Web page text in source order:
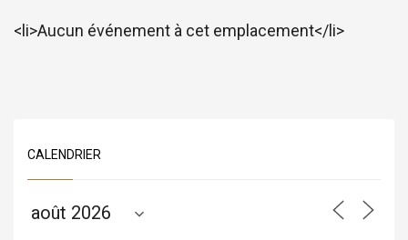
<li>Aucun événement à cet emplacement</li>
CALENDRIER